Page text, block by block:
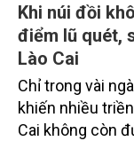
Khi núi đồi
điểm lũ quét,
Lào Cai
Chỉ trong vài
khiến nhiều
Cai không còn